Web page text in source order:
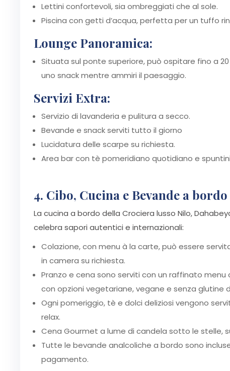
Lettini confortevoli, sia ombreggiati che al sole.
Piscina con getti d’acqua, perfetta per un tuffo
Lounge Panoramica:
Situata sul ponte superiore, può ospitare fino a
uno snack mentre ammiri il paesaggio.
Servizi Extra:
Servizio di lavanderia e pulitura a secco.
Bevande e snack serviti tutto il giorno
Lucidatura delle scarpe su richiesta.
Area bar con tè pomeridiano quotidiano e
4. Cibo, Cucina e Bevande a
La cucina a bordo della Crociera lusso Nilo,
celebra sapori autentici e internazionali:
Colazione, con menu à la carte, può essere
in camera su richiesta.
Pranzo e cena sono serviti con un raffinato
con opzioni vegetariane, vegane e senza glutine
Ogni pomeriggio, tè e dolci deliziosi vengono
relax.
Cena Gourmet a lume di candela sotto le stelle,
Tutte le bevande analcoliche a bordo sono
pagamento.